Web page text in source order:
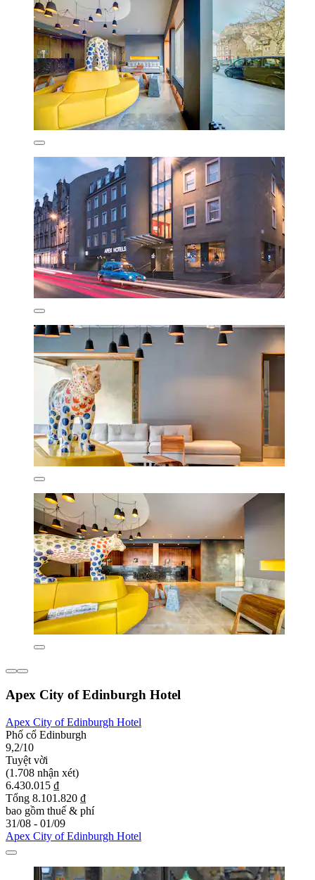
Apex City of Edinburgh Hotel
Apex City of Edinburgh Hotel
Phố cổ Edinburgh
9,2/10
Tuyệt vời
(1.708 nhận xét)
6.430.015 ₫
Tổng 8.101.820 ₫
bao gồm thuế & phí
31/08 - 01/09
Apex City of Edinburgh Hotel